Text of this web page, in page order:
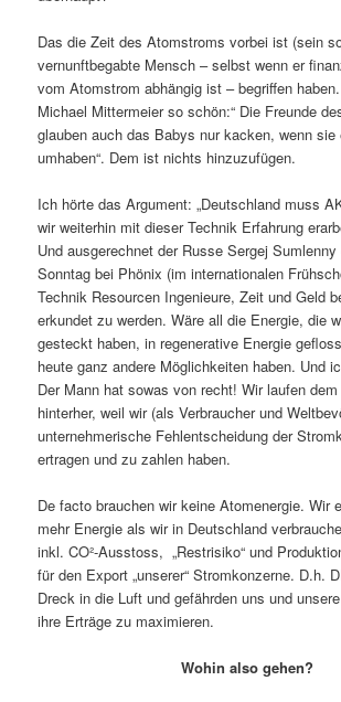
Das die Zeit des Atomstroms vorbei ist (sein
vernunftbegabte Mensch – selbst wenn er
vom Atomstrom abhängig ist – begriffen
Michael Mittermeier so schön:“ Die Freunde
glauben auch das Babys nur kacken, wenn sie
umhaben“. Dem ist nichts hinzuzufügen.
Ich hörte das Argument: „Deutschland muss
wir weiterhin mit dieser Technik Erfahrung
Und ausgerechnet der Russe Sergej
Sonntag bei Phönix (im internationalen
Technik Resourcen Ingenieure, Zeit und Geld
erkundet zu werden. Wäre all die Energie, die
gesteckt haben, in regenerative Energie
heute ganz andere Möglichkeiten haben. Und
Der Mann hat sowas von recht! Wir laufen
hinterher, weil wir (als Verbraucher und
unternehmerische Fehlentscheidung der
ertragen und zu zahlen haben.
De facto brauchen wir keine Atomenergie. Wir
mehr Energie als wir in Deutschland
inkl. CO²-Ausstoss, „Restrisiko“ und
für den Export „unserer“ Stromkonzerne. D.h.
Dreck in die Luft und gefährden uns und
ihre Erträge zu maximieren.
Wohin also gehen?